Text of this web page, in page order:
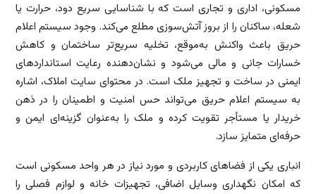
مسکونی، اداری و تجاری است که با شناسایی سریع دود، حرارت یا
شعله، ساکنان را از بروز آتش‌سوزی مطلع می‌کند. وجود سیستم اعلام
حریق باعث واکنش به‌موقع، تخلیه سریع‌تر ساختمان و کاهش
خسارات جانی و مالی می‌شود و نشان‌دهنده رعایت استانداردهای
ایمنی در ساخت و تجهیز ملک است. در محتوای سایت املاک، اشاره
به سیستم اعلام حریق می‌تواند حس امنیت و اطمینان را در ذهن
خریدار یا مستأجر تقویت کرده و ملک را به‌عنوان گزینه‌ای ایمن و
حرفه‌ای متمایز سازد.
انباری یکی از فضاهای کاربردی و مورد نیاز در هر واحد مسکونی است
که امکان نگهداری وسایل اضافی، تجهیزات خانه و لوازم فصلی را